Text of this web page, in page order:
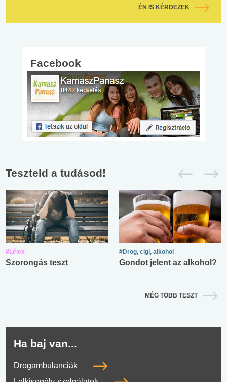
ÉN IS KÉRDEZEK
Facebook
Teszteld a tudásod!
#Lélek
Szorongás teszt
#Drog, cigi, alkohol
Gondot jelent az alkohol?
MÉG TÖBB TESZT
Ha baj van...
Drogambulanciák